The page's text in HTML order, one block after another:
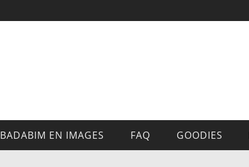
BADABIM EN IMAGES FAQ GOODIES